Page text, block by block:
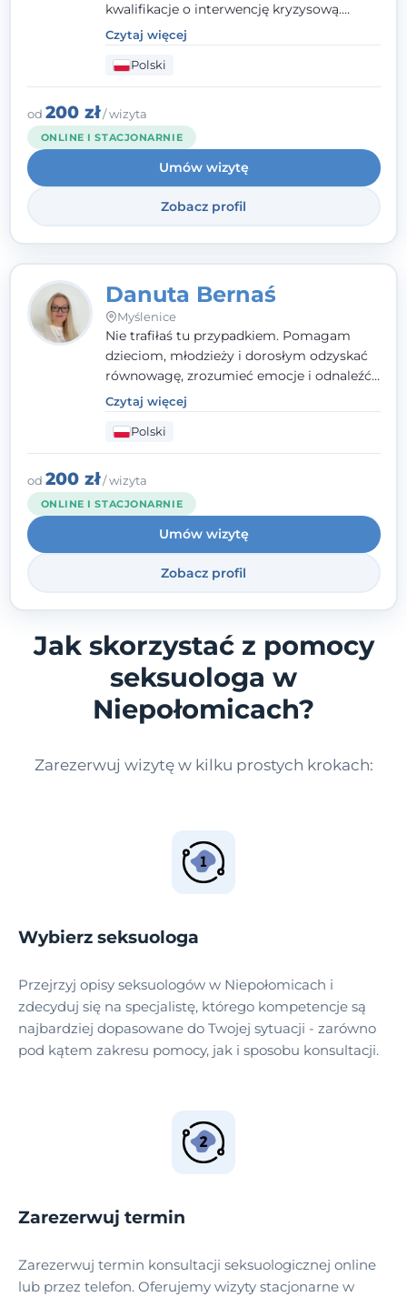
kwalifikacje o interwencję kryzysową.
Pracuję w nurcie terapii trzeciej fali, łącząc
metody o potwierdzonej skuteczności.
Towarzyszę młodzieży, dorosłym i parom w
radzeniu sobie z bolesnymi
doświadczeniami tak, by mogli żyć pełniej.
Czytaj więcej
Polski
od 200 zł/ wizyta
ONLINE I STACJONARNIE
Umów wizytę
Zobacz profil
Danuta Bernaś
Myślenice
Nie trafiłaś tu przypadkiem. Pomagam
dzieciom, młodzieży i dorosłym odzyskać
równowagę, zrozumieć emocje i odnaleźć
wewnętrzną siłę. Moja droga do
psychologii zaczęła się od życia - pełnego
wyzwań, które nauczyły mnie uważności,
empatii i pokory. Dziś łączę doświadczenie
nauczycielki, psychologa, psychoterapeuty
i seksuologa tworząc bezpieczną
przestrzeń, w której można poczuć spokój i
wsparcie. Nie obiecuję łatwych rozwiązań -
ale mogę obiecać, że będę po Twojej
Czytaj więcej
Polski
od 200 zł/ wizyta
ONLINE I STACJONARNIE
Umów wizytę
Zobacz profil
Jak skorzystać z pomocy
seksuologa w
Niepołomicach?
Zarezerwuj wizytę w kilku prostych krokach:
Wybierz seksuologa
Przejrzyj opisy seksuologów w Niepołomicach i
zdecyduj się na specjalistę, którego kompetencje są
najbardziej dopasowane do Twojej sytuacji - zarówno
pod kątem zakresu pomocy, jak i sposobu konsultacji.
Zarezerwuj termin
Zarezerwuj termin konsultacji seksuologicznej online
lub przez telefon. Oferujemy wizyty stacjonarne w